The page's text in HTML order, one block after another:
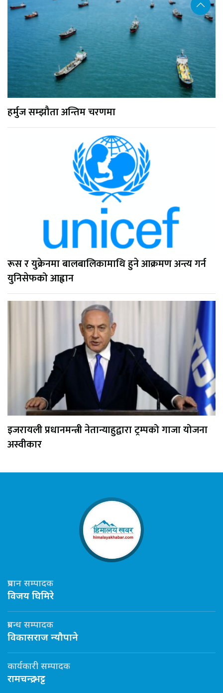
हर्मुज सम्झौता अन्तिम चरणमा
रूस र युक्रेनमा बालबालिकामाथि हुने आक्रमण अन्त्य गर्न
युनिसेफको आह्वान
इजरायली प्रधानमन्त्री नेतान्याहुद्वारा ट्रम्पको गाजा योजना
अस्वीकार
प्रधान सम्पादक
विजय घिमिरे
प्रबन्ध सम्पादक
विकासराज न्यौपाने
कार्यकारी सम्पादक
रामचन्द्र भट्ट